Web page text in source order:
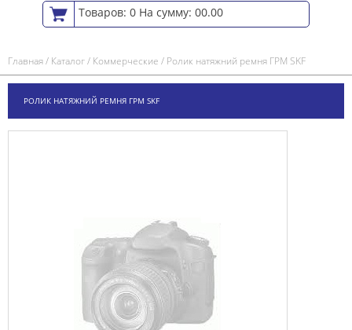
Товаров: 0 На сумму: 00.00
Главная/ Каталог/ Коммерческие / Ролик натяжний ремня ГРМ SKF
РОЛИК НАТЯЖНИЙ РЕМНЯ ГРМ SKF